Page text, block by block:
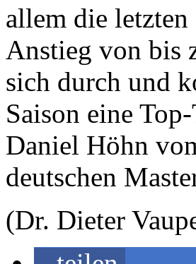
allem die
Anstieg von bis
sich durch und
Saison eine
Daniel Höhn
deutschen
(Dr. Dieter